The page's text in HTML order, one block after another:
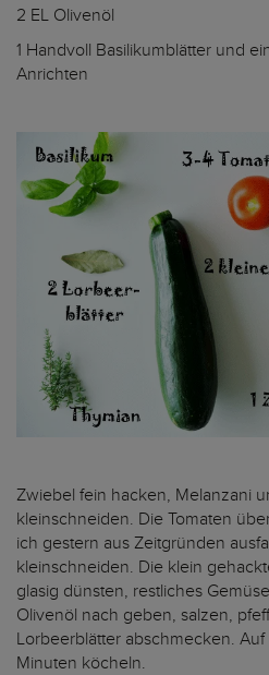
2 EL Olivenöl
1 Handvoll Basilikumblätter und
Anrichten
Zwiebel fein hacken, Melanzani
kleinschneiden. Die Tomaten
ich gestern aus Zeitgründen
kleinschneiden. Die klein
glasig dünsten, restliches
Olivenöl nach geben, salzen,
Lorbeerblätter abschmecken.
Minuten köcheln.